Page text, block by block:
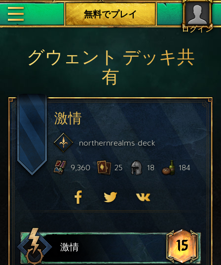
ログイン
無料でプレイ
グウェント デッキ共
有
激情
northernrealmsdeck
9,360 25 18 184
激情 15